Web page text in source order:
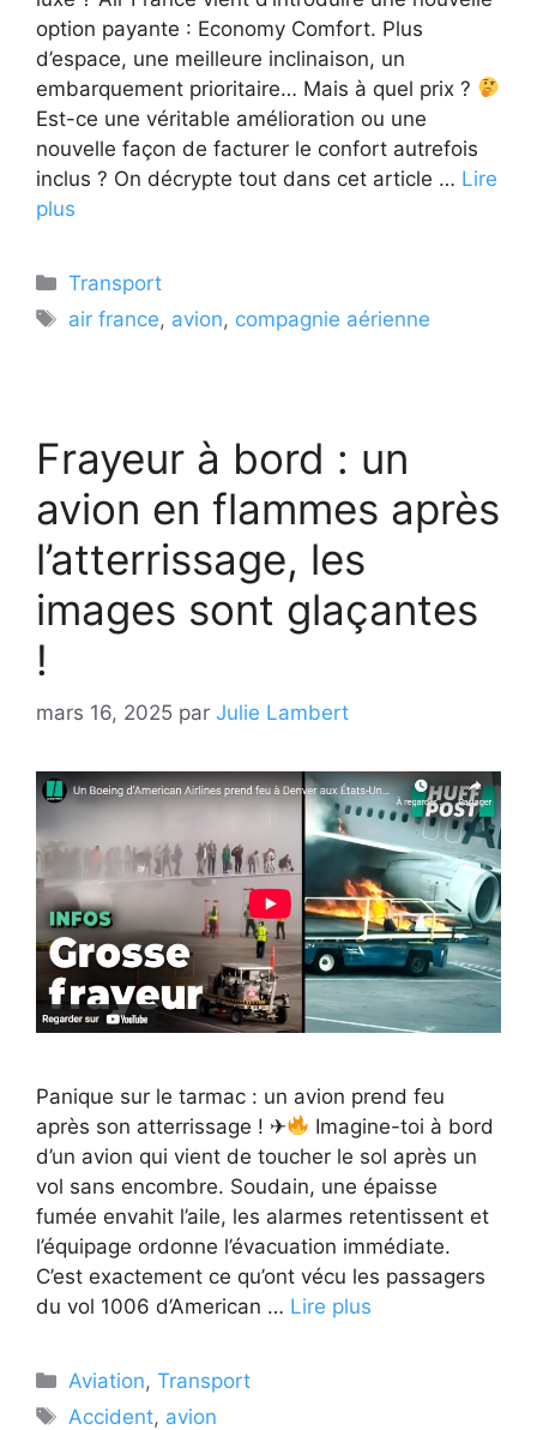
option payante : Economy Comfort. Plus
d’espace, une meilleure inclinaison, un
embarquement prioritaire… Mais à quel prix ?
Est-ce une véritable amélioration ou une
nouvelle façon de facturer le confort autrefois
inclus ? On décrypte tout dans cet article … Lire
plus
Catégories
Transport
Étiquettes
air france, avion, compagnie aérienne
Frayeur à bord : un
avion en flammes après
l’atterrissage, les
images sont glaçantes
!
mars 16, 2025 par Julie Lambert
Panique sur le tarmac : un avion prend feu
après son atterrissage ! ✈
Imagine-toi à bord
d’un avion qui vient de toucher le sol après un
vol sans encombre. Soudain, une épaisse
fumée envahit l’aile, les alarmes retentissent et
l’équipage ordonne l’évacuation immédiate.
C’est exactement ce qu’ont vécu les passagers
du vol 1006 d’American … Lire plus
Catégories
Aviation,Transport
Étiquettes
Accident, avion